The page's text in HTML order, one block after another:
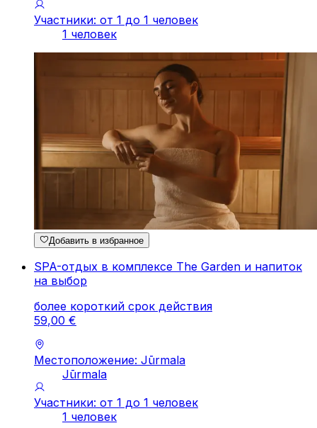
Участники: от 1 до 1 человек
1 человек
Добавить в избранное
SPA-отдых в комплексе The Garden и напиток
на выбор
более короткий срок действия
59,00 €
Местоположение: Jūrmala
Jūrmala
Участники: от 1 до 1 человек
1 человек